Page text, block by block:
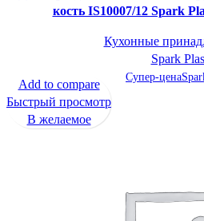
кость IS10007/12 Spark
Кухонные
Spark
Супер-цена
Add to compare
Быстрый просмотр
В желаемое